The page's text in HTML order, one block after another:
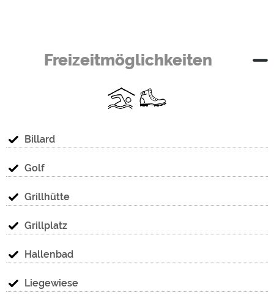
Freizeitmöglichkeiten
Billard
Golf
Grillhütte
Grillplatz
Hallenbad
Liegewiese